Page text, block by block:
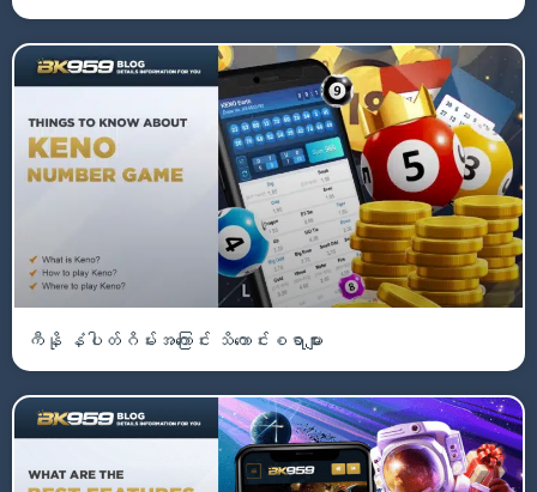
ကီနို နံပါတ်ဂိမ်းအကြောင်း သိကောင်းစရာများ